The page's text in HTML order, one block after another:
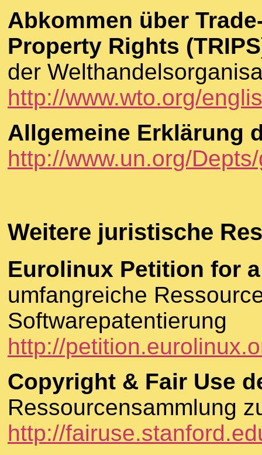
Abkommen über
Property Rights
der
http://www.wto.org/
Allgemeine Erklärung
http://www.un.org/
Weitere juristische
Eurolinux Petition for
umfangreiche
Softwarepatentierung
http://
Copyright & Fair Use
Ressourcensammlung
http://